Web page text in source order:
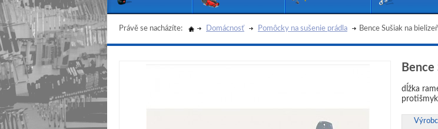
Právě se nacházíte: Domácnosť Pomôcky na sušenie prádla Bence Sušiak na
dĺžka